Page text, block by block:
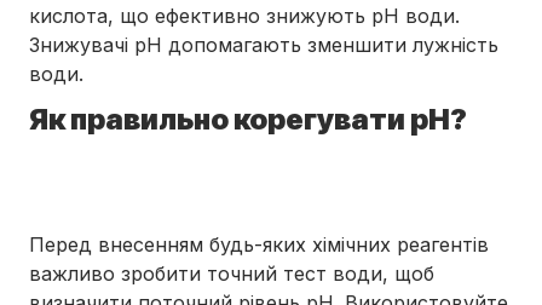
кислота, що ефективно знижують pH води.
Знижувачі pH допомагають зменшити лужність
води.
Як правильно корегувати pH?
Перед внесенням будь-яких хімічних реагентів
важливо зробити точний тест води, щоб